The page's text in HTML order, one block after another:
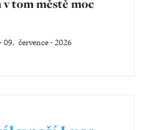
v tom městě moc
09. července ‧ 2026